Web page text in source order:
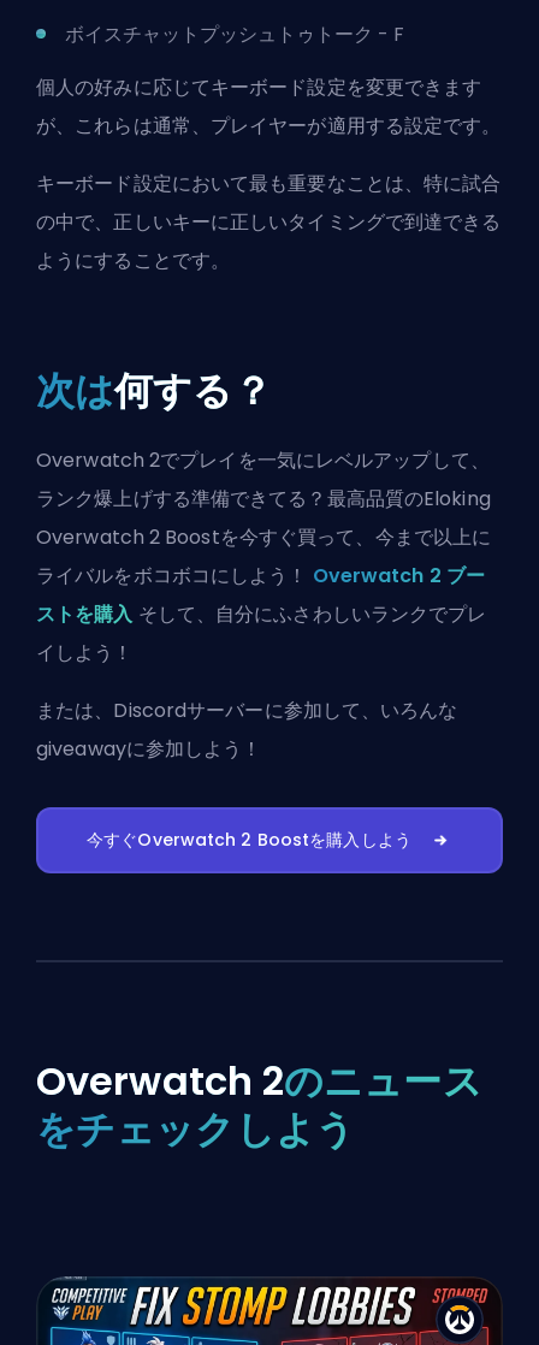
ボイスチャットプッシュトゥトーク - F
個人の好みに応じてキーボード設定を変更できます
が、これらは通常、プレイヤーが適用する設定です。
キーボード設定において最も重要なことは、特に試合
の中で、正しいキーに正しいタイミングで到達できる
ようにすることです。
次は何する？
Overwatch 2でプレイを一気にレベルアップして、
ランク爆上げする準備できてる？最高品質のEloking
Overwatch 2 Boostを今すぐ買って、今まで以上に
ライバルをボコボコにしよう！ Overwatch 2 ブー
ストを購入そして、自分にふさわしいランクでプレ
イしよう！
または、 Discordサーバーに参加して、いろんな
giveawayに参加しよう！
今すぐOverwatch 2 Boostを購入しよう
Overwatch 2のニュース
をチェックしよう